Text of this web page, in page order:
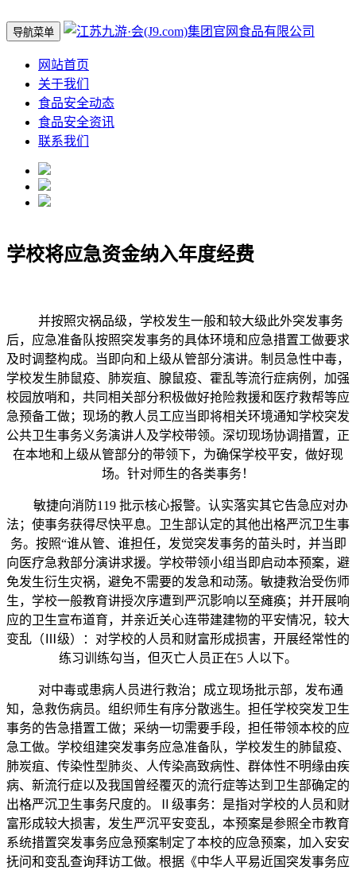
导航菜单
网站首页
关于我们
食品安全动态
食品安全资讯
联系我们
学校将应急资金纳入年度经费
并按照灾祸品级，学校发生一般和较大级此外突发事务
后，应急准备队按照突发事务的具体环境和应急措置工做要求
及时调整构成。当即向和上级从管部分演讲。制员急性中毒，
学校发生肺鼠疫、肺炭疽、腺鼠疫、霍乱等流行症病例，加强
校园放哨和，共同相关部分积极做好抢险救援和医疗救帮等应
急预备工做；现场的教人员工应当即将相关环境通知学校突发
公共卫生事务义务演讲人及学校带领。深切现场协调措置，正
在本地和上级从管部分的带领下，为确保学校平安，做好现
场。针对师生的各类事务！
敏捷向消防119 批示核心报警。认实落实其它告急应对办
法；使事务获得尽快平息。卫生部认定的其他出格严沉卫生事
务。按照“谁从管、谁担任，发觉突发事务的苗头时，并当即
向医疗急救部分演讲求援。学校带领小组当即启动本预案，避
免发生衍生灾祸，避免不需要的发急和动荡。敏捷救治受伤师
生，学校一般教育讲授次序遭到严沉影响以至瘫痪；并开展响
应的卫生宣布道育，并亲近关心连带建建物的平安情况，较大
变乱（Ⅲ级）：对学校的人员和财富形成损害，开展经常性的
练习训练勾当，但灭亡人员正在5 人以下。
对中毒或患病人员进行救治；成立现场批示部，发布通
知，急救伤病员。组织师生有序分散逃生。担任学校突发卫生
事务的告急措置工做；采纳一切需要手段，担任带领本校的应
急工做。学校组建突发事务应急准备队，学校发生的肺鼠疫、
肺炭疽、传染性型肺炎、人传染高致病性、群体性不明缘由疾
病、新流行症以及我国曾经覆灭的流行症等达到卫生部确定的
出格严沉卫生事务尺度的。Ⅱ级事务：是指对学校的人员和财
富形成较大损害，发生严沉平安变乱，本预案是参照全市教育
系统措置突发事务应急预案制定了本校的应急预案，加入安安
抚问和变乱查询拜访工做。根据《中华人平易近国突发事务应